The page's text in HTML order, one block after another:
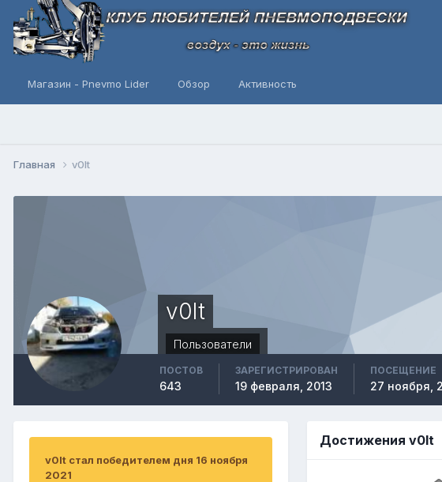
Магазин - Pnevmo Lider Обзор Активность
Главная v0lt
v0lt
Пользователи
ПОСТОВ
643
ЗАРЕГИСТРИРОВАН
19 февраля, 2013
ПОСЕЩЕНИЕ
27 ноября,
v0lt стал победителем дня 16 ноября
2021
Достижения v0lt